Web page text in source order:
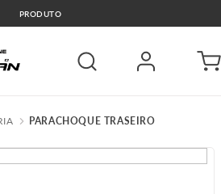
PRODUTO
PARACHOQUE TRASEIRO